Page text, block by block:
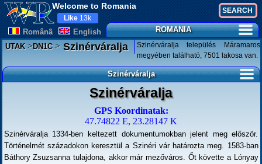
Welcome to Romania
Românã English
Like 13k
ROMANIA
UTAK>DN1C>Szinérváralja
Szinérváralja település Máramaros
megyében található, 7501 lakosa van.
Szinérváralja
Szinérváralja
GPS Koordinatak:
47.74822 E, 23.28147 K
Szinérváralja 1334-ben keltezett dokumentumokban jelent meg először.
Történelmét századokon keresztül a Szinéri vár határozta meg. 1583-ban
Báthory Zsuzsanna tulajdona, akkor már mezőváros. Őt követte a Lónyay